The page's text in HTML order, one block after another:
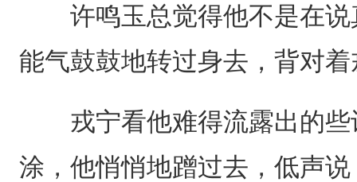
许鸣玉总觉得他不是在说
能气鼓鼓地转过身去，背对
戎宁看他难得流露出的些
涂，他悄悄地蹭过去，低声